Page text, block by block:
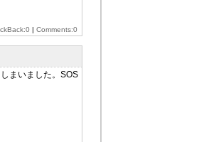
| Comments:0
まいました。SOS